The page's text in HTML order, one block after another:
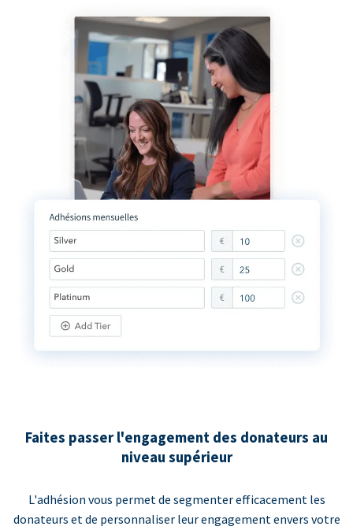
Faites passer l'engagement des donateurs au
niveau supérieur
L'adhésion vous permet de segmenter efficacement les
donateurs et de personnaliser leur engagement envers votre